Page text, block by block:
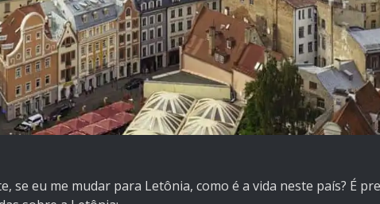
eu me mudar para Letônia, como é a vida neste país? É